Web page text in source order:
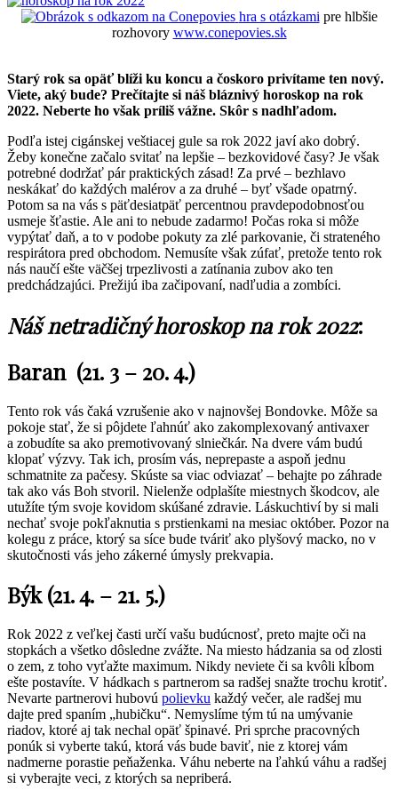
hra s otázkami pre hlbšie
rozhovory www.conepovies.sk
Starý rok sa opäť blíži ku koncu a čoskoro privítame ten nový.
Viete, aký bude? Prečítajte si náš bláznivý horoskop na rok
2022. Neberte ho však príliš vážne. Skôr s nadhľadom.
Podľa istej cigánskej veštiacej gule sa rok 2022 javí ako dobrý.
Žeby konečne začalo svitať na lepšie – bezkovidové časy? Je však
potrebné dodržať pár praktických zásad! Za prvé – bezhlavo
neskákať do každých malérov a za druhé – byť všade opatrný.
Potom sa na vás s päťdesiatpäť percentnou pravdepodobnosťou
usmeje šťastie. Ale ani to nebude zadarmo! Počas roka si môže
vypýtať daň, a to v podobe pokuty za zlé parkovanie, či strateného
respirátora pred obchodom. Nemusíte však zúfať, pretože tento rok
nás naučí ešte väčšej trpezlivosti a zatínania zubov ako ten
predchádzajúci. Prežijú iba začipovaní, nadľudia a zombíci.
Náš netradičný horoskop na rok 2022:
Baran (21. 3 – 20. 4.)
Tento rok vás čaká vzrušenie ako v najnovšej Bondovke. Môže sa
pokoje stať, že si pôjdete ľahnúť ako zakomplexovaný antivaxer
a zobudíte sa ako premotivovaný slniečkár. Na dvere vám budú
klopať výzvy. Tak ich, prosím vás, neprepaste a aspoň jednu
schmatnite za pačesy. Skúste sa viac odviazať – behajte po záhrade
tak ako vás Boh stvoril. Nielenže odplašíte miestnych škodcov, ale
utužíte tým svoje kovidom skúšané zdravie. Láskuchtiví by si mali
nechať svoje pokľaknutia s prstienkami na mesiac október. Pozor na
kolegu z práce, ktorý sa síce bude tváriť ako plyšový macko, no v
skutočnosti vás jeho zákerné úmysly prekvapia.
Býk (21. 4. – 21. 5.)
Rok 2022 z veľkej časti určí vašu budúcnosť, preto majte oči na
stopkách a všetko dôsledne zvážte. Na miesto hádzania sa od zlosti
o zem, z toho vyťažte maximum. Nikdy neviete či sa kvôli kĺbom
ešte postavíte. V hádkach s partnerom sa radšej snažte trochu krotiť.
Nevarte partnerovi hubovú polievku každý večer, ale radšej mu
dajte pred spaním „hubičku“. Nemyslíme tým tú na umývanie
riadov, ktoré aj tak nechal opäť špinavé. Pri sprche pracovných
ponúk si vyberte takú, ktorá vás bude baviť, nie z ktorej vám
nadmerne porastie peňaženka. Váhu neberte na ľahkú váhu a radšej
si vyberajte veci, z ktorých sa nepriberá.